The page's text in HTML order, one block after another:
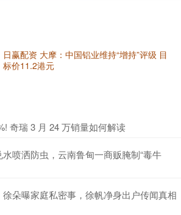
日赢配资 大摩：中国铝业维持“增持”评级 目
标价11.2港元
奇瑞 3 月 24 万销量如何解读
喷洒防虫，云南鲁甸一商贩腌制“毒牛
朵曝家庭私密事，徐帆净身出户传闻真相